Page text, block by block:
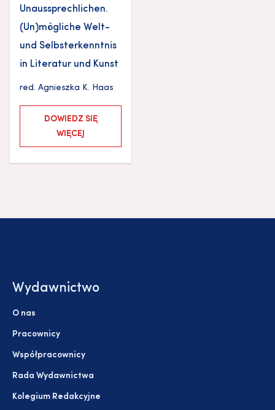
Unaussprechlichen.
(Un)mögliche Welt-
und Selbsterkenntnis
in Literatur und Kunst
red. Agnieszka K. Haas
DOWIEDZ SIĘ
WIĘCEJ
Wydawnictwo
O nas
Pracownicy
Współpracownicy
Rada Wydawnictwa
Kolegium Redakcyjne